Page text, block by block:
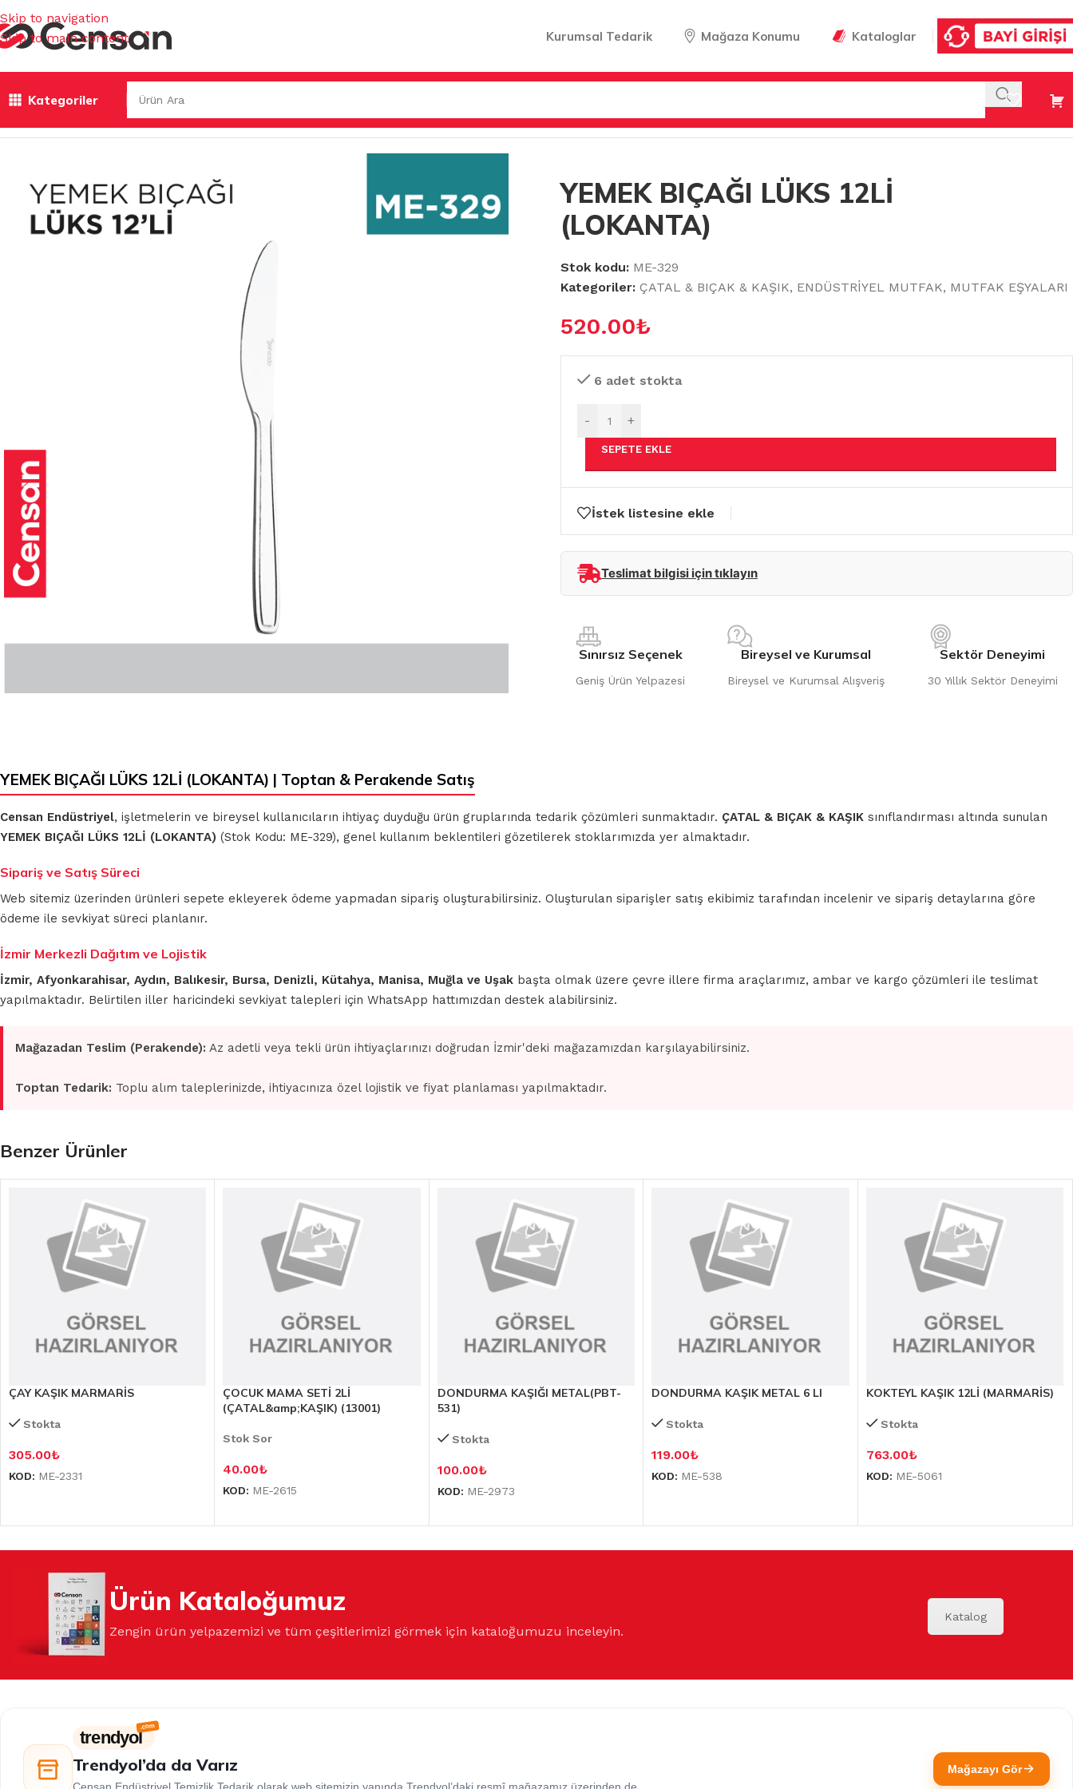
Skip to navigation
Skip to main content
Kurumsal Tedarik Mağaza Konumu Kataloglar
Kategoriler
TEMİZLİK BEZLERİ
TEMİZLİK BEZLERİ
MİKROFİBER OTO
GRUBU
MUTFAK EŞYALARI/ENDÜSTRİYEL MUTFAK/ÇATAL & BIÇAK & KAŞIK/YEMEK BIÇAĞI LÜKS 12Lİ (LOKANTA)
YEMEK BIÇAĞI LÜKS 12Lİ
(LOKANTA)
Stok kodu: ME-329
Kategoriler: ÇATAL & BIÇAK & KAŞIK, ENDÜSTRİYEL MUTFAK, MUTFAK EŞYALARI
520.00₺
6 adet stokta
- +
SEPETE EKLE
İstek listesine ekle
Teslimat bilgisi için tıklayın
Sınırsız Seçenek
Geniş Ürün Yelpazesi
Bireysel ve Kurumsal
Bireysel ve Kurumsal Alışveriş
Sektör Deneyimi
30 Yıllık Sektör Deneyimi
YEMEK BIÇAĞI LÜKS 12Lİ (LOKANTA) | Toptan & Perakende Satış
Censan Endüstriyel, işletmelerin ve bireysel kullanıcıların ihtiyaç duyduğu ürün gruplarında tedarik çözümleri sunmaktadır. ÇATAL & BIÇAK & KAŞIK sınıflandırması altında sunulan
YEMEK BIÇAĞI LÜKS 12Lİ (LOKANTA) (Stok Kodu: ME-329), genel kullanım beklentileri gözetilerek stoklarımızda yer almaktadır.
Sipariş ve Satış Süreci
Web sitemiz üzerinden ürünleri sepete ekleyerek ödeme yapmadan sipariş oluşturabilirsiniz. Oluşturulan siparişler satış ekibimiz tarafından incelenir ve sipariş detaylarına göre
ödeme ile sevkiyat süreci planlanır.
İzmir Merkezli Dağıtım ve Lojistik
İzmir, Afyonkarahisar, Aydın, Balıkesir, Bursa, Denizli, Kütahya, Manisa, Muğla ve Uşak başta olmak üzere çevre illere firma araçlarımız, ambar ve kargo çözümleri ile teslimat
yapılmaktadır. Belirtilen iller haricindeki sevkiyat talepleri için WhatsApp hattımızdan destek alabilirsiniz.
Mağazadan Teslim (Perakende): Az adetli veya tekli ürün ihtiyaçlarınızı doğrudan İzmir'deki mağazamızdan karşılayabilirsiniz.
Toptan Tedarik: Toplu alım taleplerinizde, ihtiyacınıza özel lojistik ve fiyat planlaması yapılmaktadır.
Benzer Ürünler
ÇAY KAŞIK MARMARİS
Stokta
305.00₺
KOD: ME-2331
ÇOCUK MAMA SETİ 2Lİ
(ÇATAL&amp;KAŞIK) (13001)
Stok Sor
40.00₺
KOD: ME-2615
DONDURMA KAŞIĞI METAL(PBT-
531)
Stokta
100.00₺
KOD: ME-2973
DONDURMA KAŞIK METAL 6 LI
Stokta
119.00₺
KOD: ME-538
KOKTEYL KAŞIK 12Lİ (MARMARİS)
Stokta
763.00₺
KOD: ME-5061
Ürün Kataloğumuz
Zengin ürün yelpazemizi ve tüm çeşitlerimizi görmek için kataloğumuzu inceleyin.
Katalog
trendyol
Trendyol’da da Varız
Censan Endüstriyel Temizlik Tedarik olarak web sitemizin yanında Trendyol’daki resmî mağazamız üzerinden de
Mağazayı Gör